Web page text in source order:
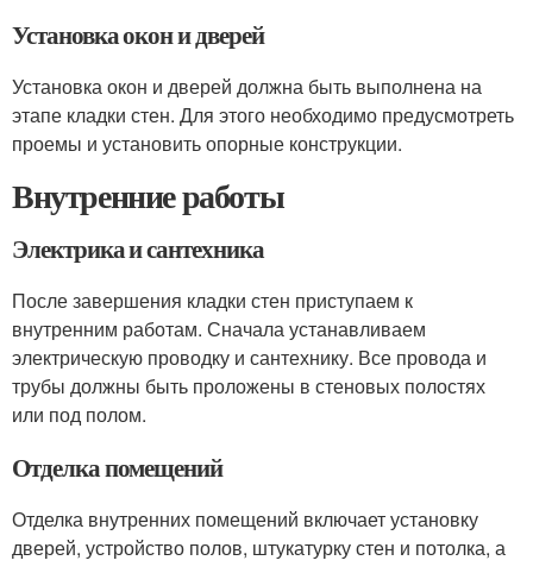
Установка окон и дверей
Установка окон и дверей должна быть выполнена на
этапе кладки стен. Для этого необходимо предусмотреть
проемы и установить опорные конструкции.
Внутренние работы
Электрика и сантехника
После завершения кладки стен приступаем к
внутренним работам. Сначала устанавливаем
электрическую проводку и сантехнику. Все провода и
трубы должны быть проложены в стеновых полостях
или под полом.
Отделка помещений
Отделка внутренних помещений включает установку
дверей, устройство полов, штукатурку стен и потолка, а